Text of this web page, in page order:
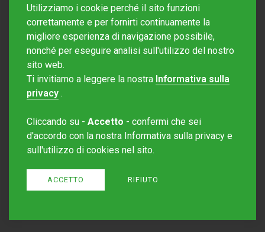
Editore Rotostampa SA
Sito creato daRedesign
Utilizziamo i cookie perché il sito funzioni
correttamente e per fornirti continuamente la
migliore esperienza di navigazione possibile,
nonché per eseguire analisi sull'utilizzo del nostro
sito web.
Ti invitiamo a leggere la nostra Informativa sulla
privacy .
Cliccando su - Accetto - confermi che sei
d'accordo con la nostra Informativa sulla privacy e
sull'utilizzo di cookies nel sito.
ACCETTO RIFIUTO